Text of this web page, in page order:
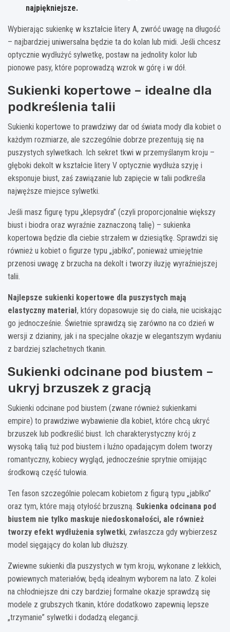
najpiękniejsze.
Wybierając sukienkę w kształcie litery A, zwróć uwagę na długość
– najbardziej uniwersalna będzie ta do kolan lub midi. Jeśli chcesz
optycznie wydłużyć sylwetkę, postaw na jednolity kolor lub
pionowe pasy, które poprowadzą wzrok w górę i w dół.
Sukienki kopertowe – idealne dla
podkreślenia talii
Sukienki kopertowe to prawdziwy dar od świata mody dla kobiet o
każdym rozmiarze, ale szczególnie dobrze prezentują się na
puszystych sylwetkach. Ich sekret tkwi w przemyślanym kroju –
głęboki dekolt w kształcie litery V optycznie wydłuża szyję i
eksponuje biust, zaś zawiązanie lub zapięcie w talii podkreśla
najwęższe miejsce sylwetki.
Jeśli masz figurę typu „klepsydra” (czyli proporcjonalnie większy
biust i biodra oraz wyraźnie zaznaczoną talię) – sukienka
kopertowa będzie dla ciebie strzałem w dziesiątkę. Sprawdzi się
również u kobiet o figurze typu „jabłko”, ponieważ umiejętnie
przenosi uwagę z brzucha na dekolt i tworzy iluzję wyraźniejszej
talii.
Najlepsze sukienki kopertowe dla puszystych mają
elastyczny materiał, który dopasowuje się do ciała, nie uciskając
go jednocześnie. Świetnie sprawdzą się zarówno na co dzień w
wersji z dzianiny, jak i na specjalne okazje w elegantszym wydaniu
z bardziej szlachetnych tkanin.
Sukienki odcinane pod biustem –
ukryj brzuszek z gracją
Sukienki odcinane pod biustem (zwane również sukienkami
empire) to prawdziwe wybawienie dla kobiet, które chcą ukryć
brzuszek lub podkreślić biust. Ich charakterystyczny krój z
wysoką talią tuż pod biustem i luźno opadającym dołem tworzy
romantyczny, kobiecy wygląd, jednocześnie sprytnie omijając
środkową część tułowia.
Ten fason szczególnie polecam kobietom z figurą typu „jabłko”
oraz tym, które mają otyłość brzuszną. Sukienka odcinana pod
biustem nie tylko maskuje niedoskonałości, ale również
tworzy efekt wydłużenia sylwetki, zwłaszcza gdy wybierzesz
model sięgający do kolan lub dłuższy.
Zwiewne sukienki dla puszystych w tym kroju, wykonane z lekkich,
powiewnych materiałów, będą idealnym wyborem na lato. Z kolei
na chłodniejsze dni czy bardziej formalne okazje sprawdzą się
modele z grubszych tkanin, które dodatkowo zapewnią lepsze
„trzymanie” sylwetki i dodadzą elegancji.